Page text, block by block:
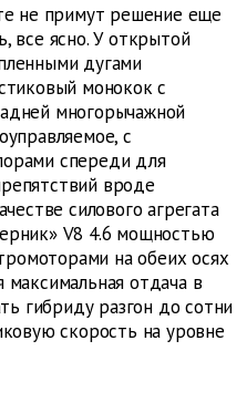
не примут решение еще
все ясно. У открытой
дугами
монокок с
многорычажной
с
спереди для
вроде
силового агрегата
V8 4.6 мощностью
на обеих осях
отдача в
гибриду разгон до сотни
скорость на уровне